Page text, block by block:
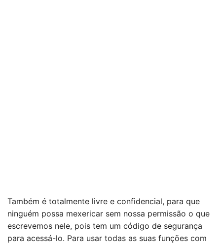
Também é totalmente livre e confidencial, para que
ninguém possa mexericar sem nossa permissão o que
escrevemos nele, pois tem um código de segurança
para acessá-lo. Para usar todas as suas funções com